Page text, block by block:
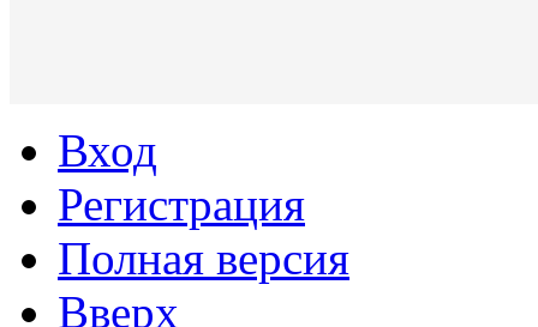
Вход
Регистрация
Полная версия
Вверх